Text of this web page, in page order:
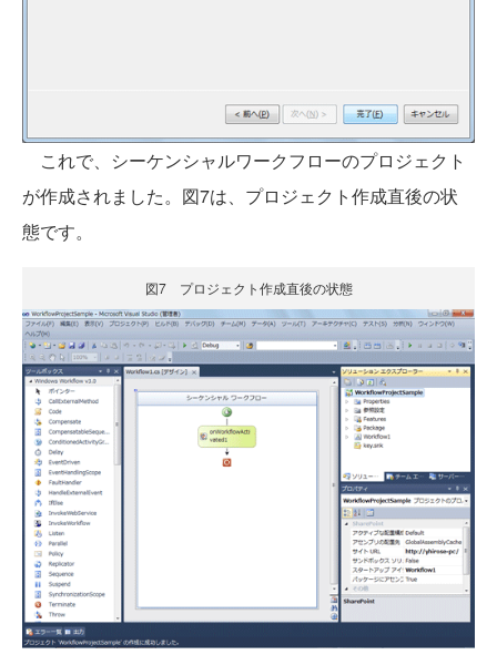
これで、シーケンシャルワークフローのプロジェクト
が作成されました。図7は、プロジェクト作成直後の状
態です。
図7 プロジェクト作成直後の状態